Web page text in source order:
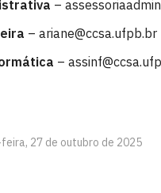
–
– ariane@ccsa.ufpb.br
–
27 de outubro de 2025